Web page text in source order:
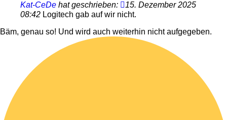
Kat-CeDe hat geschrieben:
15. Dezember 2025
08:42 Logitech gab auf wir nicht.
Bäm, genau so! Und wird auch weiterhin nicht aufgegeben.